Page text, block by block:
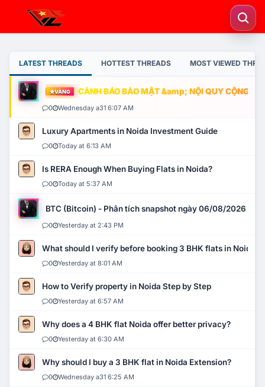
LATEST THREADS HOTTEST THREADS MOST VIEWED
VÀNG CẢNH BÁO BẢO MẬT &amp; NỘI QUY CỘNG
0 Wednesday a31 6:07 AM
Luxury Apartments in Noida Investment Guide
0 Today at 6:13 AM
Is RERA Enough When Buying Flats in Noida?
0 Today at 5:37 AM
BTC (Bitcoin) - Phân tích snapshot ngày 06/08/2026
0 Yesterday at 2:43 PM
What should I verify before booking 3 BHK flats in Noida?
0 Yesterday at 8:01 AM
How to Verify property in Noida Step by Step
0 Yesterday at 6:57 AM
Why does a 4 BHK flat Noida offer better privacy?
0 Yesterday at 6:30 AM
Why should I buy a 3 BHK flat in Noida Extension?
0 Wednesday a31 6:25 AM